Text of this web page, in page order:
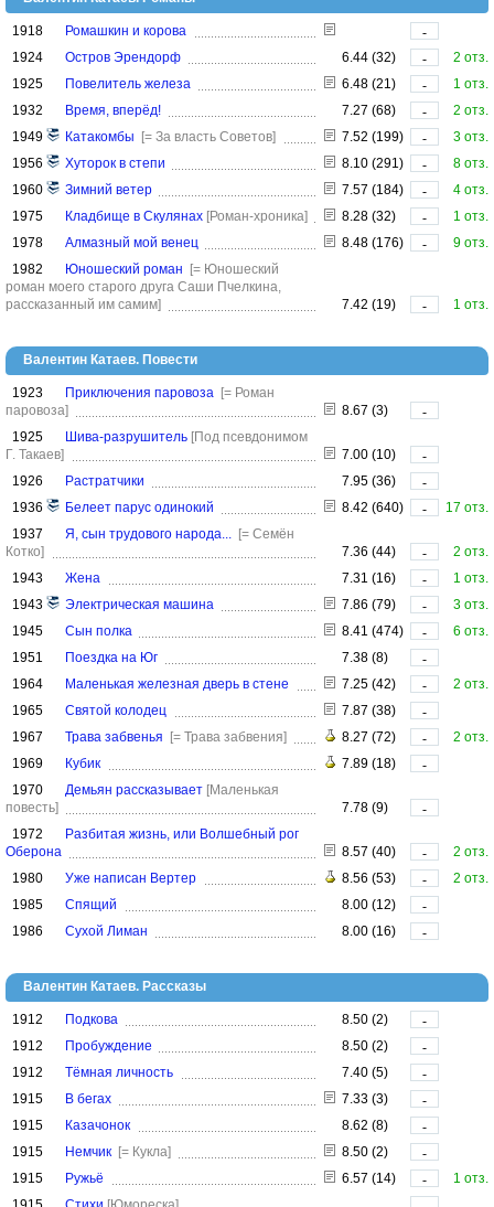
1918 Ромашкин и корова
-
1924
Остров Эрендорф 6.44 (32) -
2 отз.
1925
Повелитель железа 6.48 (21) -
1 отз.
1932
Время, вперёд! 7.27 (68) -
2 отз.
1949
Катакомбы [= За власть Советов] 7.52 (199) -
3 отз.
1956
Хуторок в степи 8.10 (291) -
8 отз.
1960
Зимний ветер 7.57 (184) -
4 отз.
1975
Кладбище в Скулянах [Роман-хроника] 8.28 (32) -
1 отз.
1978
Алмазный мой венец 8.48 (176) -
9 отз.
1982
Юношеский роман
[= Юношеский
роман моего старого друга Саши Пчелкина,
рассказанный им самим]
7.42 (19) - 1 отз.
Валентин Катаев. Повести
1923 Приключения паровоза [= Роман
паровоза]
8.67 (3)
-
1925
Шива-разрушитель [Под псевдонимом
Г. Такаев]
7.00 (10)
-
1926
Растратчики 7.95 (36)
-
1936
Белеет парус одинокий 8.42 (640) -
17 отз.
1937
Я, сын трудового народа... [= Семён
Котко]
7.36 (44) -
2 отз.
1943
Жена 7.31 (16) -
1 отз.
1943
Электрическая машина 7.86 (79) -
3 отз.
1945
Сын полка 8.41 (474) -
6 отз.
1951
Поездка на Юг 7.38 (8)
-
1964
Маленькая железная дверь в стене 7.25 (42) -
2 отз.
1965
Святой колодец 7.87 (38)
-
1967
Трава забвенья [= Трава забвения] 8.27 (72) -
2 отз.
1969
Кубик 7.89 (18)
-
1970
Демьян рассказывает [Маленькая
повесть]
7.78 (9)
-
1972
Разбитая жизнь, или Волшебный рог
Оберона
8.57 (40) -
2 отз.
1980
Уже написан Вертер 8.56 (53) -
2 отз.
1985
Спящий 8.00 (12)
-
1986
Сухой Лиман 8.00 (16) -
Валентин Катаев. Рассказы
1912 Подкова 8.50 (2)
-
1912
Пробуждение 8.50 (2)
-
1912
Тёмная личность 7.40 (5)
-
1915
В бегах 7.33 (3)
-
1915
Казачонок 8.62 (8)
-
1915
Немчик [= Кукла] 8.50 (2)
-
1915
Ружьё 6.57 (14) -
1 отз.